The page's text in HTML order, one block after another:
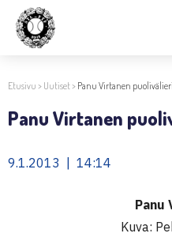
Etusivu > Uutiset> Panu Virtanen
Panu Virtanen
9.1.2013 | 14:14
Panu
Kuva: